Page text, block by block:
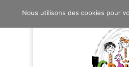
0603176412 -
Nous utilisons des cookies pour